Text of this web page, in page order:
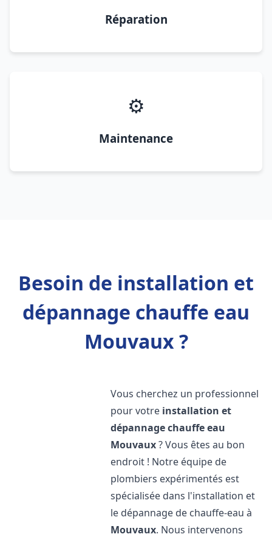
Réparation
⚙️
Maintenance
Besoin de installation et
dépannage chauffe eau
Mouvaux ?
Vous cherchez un professionnel
pour votre installation et
dépannage chauffe eau
Mouvaux? Vous êtes au bon
endroit ! Notre équipe de
plombiers expérimentés est
spécialisée dans l'installation et
le dépannage de chauffe-eau à
Mouvaux. Nous intervenons